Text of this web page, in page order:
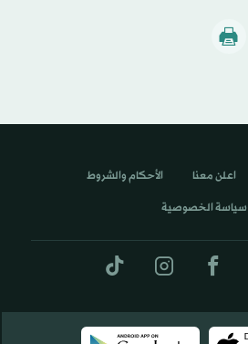
اعلن معنا الأحكام والشروط
سياسة الخصوصية